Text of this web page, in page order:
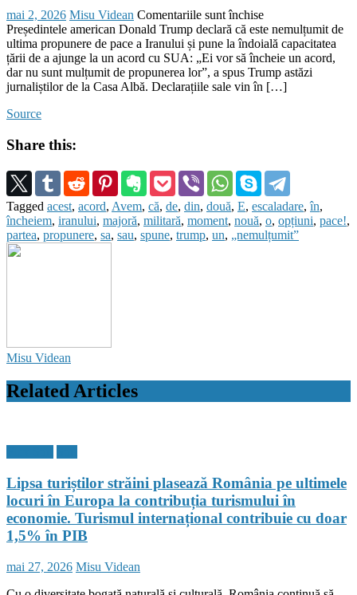
Posted
on
mai 2, 2026 Author
Misu Videan Comentariile sunt închisepentru
Trump
spune
că
e
„nemulțumit”
din
partea
Iranului:
„Avem
două
opțiuni
un
Președintele american Donald Trump declară că este nemulțumit de
ultima propunere de pace a Iranului și pune la îndoială capacitatea
țării de a ajunge la un acord cu SUA: „Ei vor să încheie un acord,
dar nu sunt mulțumit de propunerea lor”, a spus Trump astăzi
jurnaliștilor de la Casa Albă. Declarațiile sale vin în […]
Source
Share this:
Tagged acest, acord, Avem, că, de, din, două, E, escaladare,în,
încheiem, iranului, majoră, militară, moment, nouă, o, opțiuni, pace!,
partea, propunere, sa, sau, spune, trump, un, „nemulțumit”
Misu Videan
Related Articles
Lipsa turiștilor străini plasează România pe ultimele
locuri în Europa la contribuția turismului în
economie. Turismul internațional contribuie cu doar
1,5% în PIB
Posted
mai 27, 2026 Author
Misu Videan